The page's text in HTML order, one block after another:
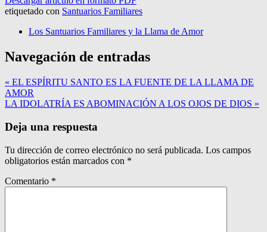
etiquetado con Santuarios Familiares
Los Santuarios Familiares y la Llama de Amor
Navegación de entradas
« EL ESPÍRITU SANTO ES LA FUENTE DE LA LLAMA DE
AMOR
LA IDOLATRÍA ES ABOMINACIÓN A LOS OJOS DE DIOS »
Deja una respuesta
Tu dirección de correo electrónico no será publicada. Los campos
obligatorios están marcados con *
Comentario *